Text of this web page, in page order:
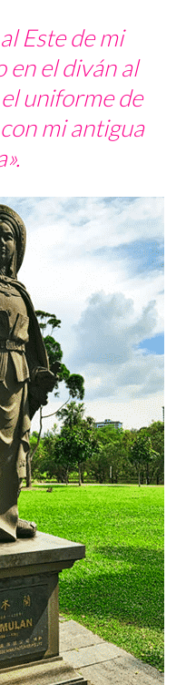
Este de mi
en el diván al
uniforme de
mi antigua